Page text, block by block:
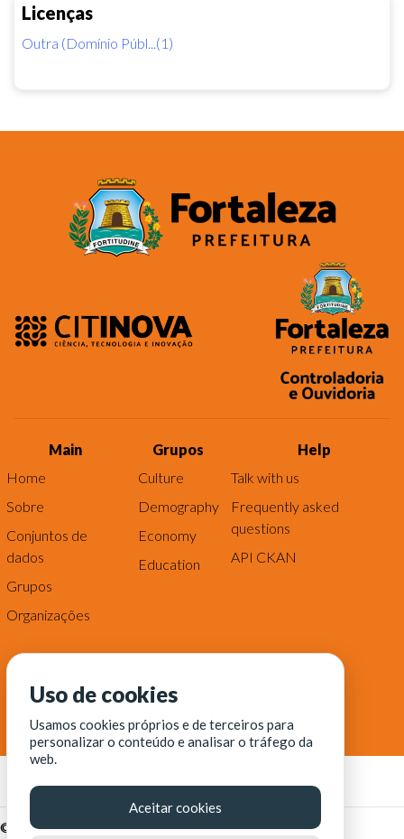
Licenças
Outra (Domínio Públ...(1)
Main
Home
Sobre
Conjuntos de
dados
Grupos
Organizações
Grupos
Culture
Demography
Economy
Education
Help
Talk with us
Frequently asked
questions
API CKAN
© Fortaleza Digital || CITINOVA - Fundação de Ciência,
Uso de cookies
Usamos cookies próprios e de terceiros para
personalizar o conteúdo e analisar o tráfego da
web.
Aceitar cookies